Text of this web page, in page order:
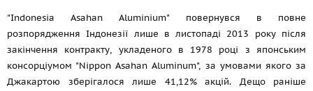
"Indonesia Asahan Aluminium" повернувся в повне
розпорядження Індонезії лише в листопаді 2013 року після
закінчення контракту, укладеного в 1978 році з японським
консорціумом "Nippon Asahan Aluminum", за умовами якого за
Джакартою зберігалося лише 41,12% акцій. Дещо раніше